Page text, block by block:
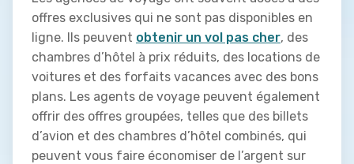
offres exclusives qui ne sont pas disponibles en
ligne. Ils peuvent obtenir un vol pas cher, des
chambres d’hôtel à prix réduits, des locations de
voitures et des forfaits vacances avec des bons
plans. Les agents de voyage peuvent également
offrir des offres groupées, telles que des billets
d’avion et des chambres d’hôtel combinés, qui
peuvent vous faire économiser de l’argent sur